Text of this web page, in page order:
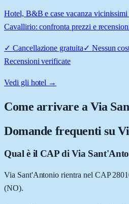
Hotel, B&B e case vacanza
Cavallirio: confronta prezzi e
✓ Cancellazione gratuita✓ Nessun
Recensioni verificate
Vedi gli hotel →
Come arrivare aVia
Domande frequenti su
Qual è il CAP di Via
Via Sant'Antonio rientra nel CAP
(NO).